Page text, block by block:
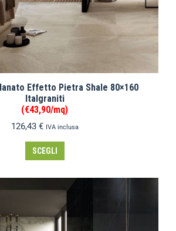
Effetto Pietra Shale 80×160
Italgraniti
(€43,90/mq)
126,43 € IVA inclusa
SCEGLI